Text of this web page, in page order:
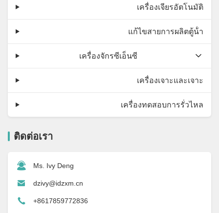
เครื่องเจียรอัตโนมัติ
แก้ไขสายการผลิตตู้น้ํา
เครื่องจักรซีเอ็นซี
เครื่องเจาะและเจาะ
เครื่องทดสอบการรั่วไหล
ติดต่อเรา
Ms. Ivy Deng
dzivy@idzxm.cn
+8617859772836